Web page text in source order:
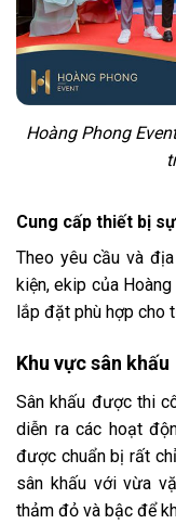
Hoàng Phong
Cung cấp thiết bị
Theo yêu cầu và
kiện, ekip của
lắp đặt phù hợp cho
Khu vực sân khấu
Sân khấu được thi
diễn ra các hoạt
được chuẩn bị rất
sân khấu với vừa
thảm đỏ và bậc để